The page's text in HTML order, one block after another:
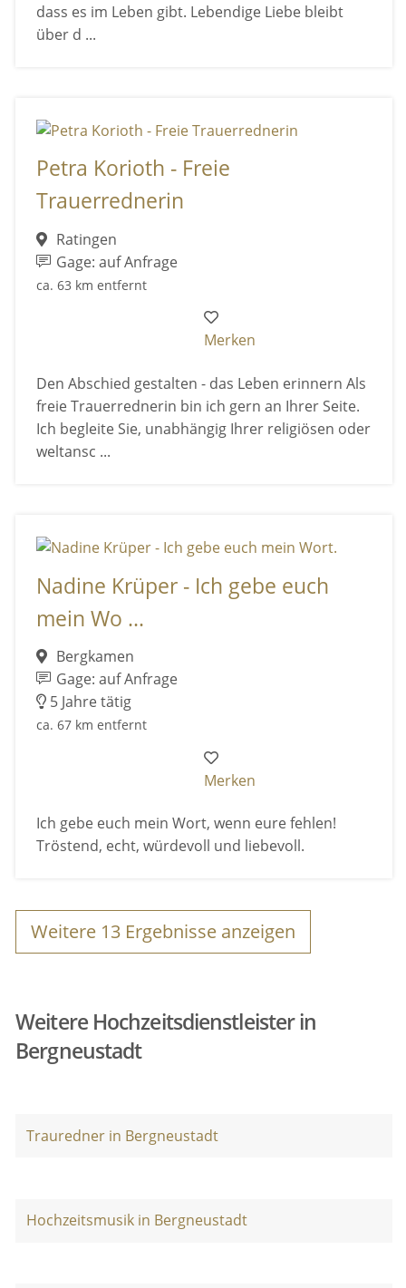
dass es im Leben gibt. Lebendige Liebe bleibt
über d ...
Petra Korioth - Freie
Trauerrednerin
Ratingen
Gage: auf Anfrage
ca. 63 km entfernt
Merken
Den Abschied gestalten - das Leben erinnern Als
freie Trauerrednerin bin ich gern an Ihrer Seite.
Ich begleite Sie, unabhängig Ihrer religiösen oder
weltansc ...
Nadine Krüper - Ich gebe euch
mein Wo ...
Bergkamen
Gage: auf Anfrage
5 Jahre tätig
ca. 67 km entfernt
Merken
Ich gebe euch mein Wort, wenn eure fehlen!
Tröstend, echt, würdevoll und liebevoll.
Weitere 13 Ergebnisse anzeigen
Weitere Hochzeitsdienstleister in
Bergneustadt
Trauredner in Bergneustadt
Hochzeitsmusik in Bergneustadt